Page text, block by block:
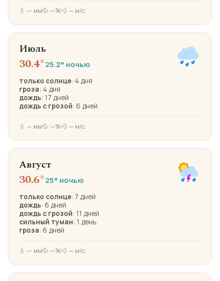
💧 — мм💦 —%💨 — м/с
Июль
30.4°25.2° ночью
только солнце: 4 дня
гроза: 4 дня
дождь: 17 дней
дождь с грозой: 6 дней
💧 — мм💦 —%💨 — м/с
Август
30.6°25° ночью
только солнце: 7 дней
дождь: 6 дней
дождь с грозой: 11 дней
сильный туман: 1 день
гроза: 6 дней
💧 — мм💦 —%💨 — м/с